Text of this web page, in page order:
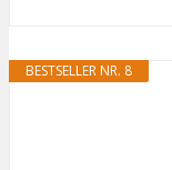
BESTSELLER NR. 8